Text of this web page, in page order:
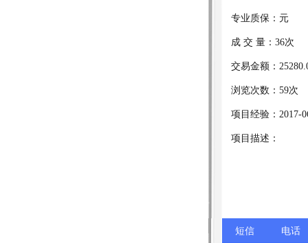
专业质保：元
成 交 量：36次
交易金额：
浏览次数：59次
项目经验：2017-
项目描述：
短信 电话